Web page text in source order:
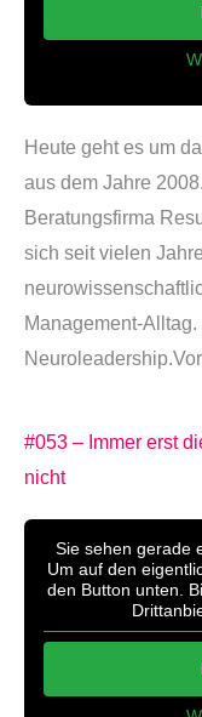
Heute geht es um
aus dem Jahre
Beratungsfirma
sich seit vielen
Management-
#053 – Immer erst
nicht
Sie sehen gerade
Um auf den
den Button unten.